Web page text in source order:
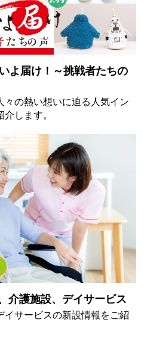
よ届け！～挑戦者たちの
々の熱い想いに迫る人気イン
します。
介護施設、デイサービス
イサービスの新設情報をご紹